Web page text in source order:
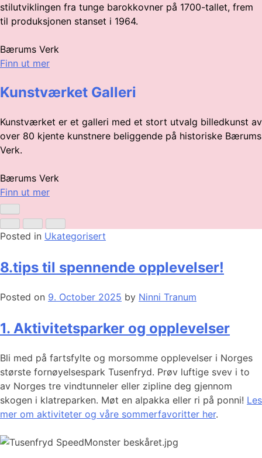
stilutviklingen fra tunge barokkovner på 1700-tallet, frem
til produksjonen stanset i 1964.
Bærums Verk
Finn ut mer
Kunstværket Galleri
Kunstværket er et galleri med et stort utvalg billedkunst av
over 80 kjente kunstnere beliggende på historiske Bærums
Verk.
Bærums Verk
Finn ut mer
Posted in Ukategorisert
8.tips til spennende opplevelser!
Posted on 9. October 2025 by Ninni Tranum
1. Aktivitetsparker og opplevelser
Bli med på fartsfylte og morsomme opplevelser i Norges
største fornøyelsespark Tusenfryd. Prøv luftige svev i to
av Norges tre vindtunneler eller zipline deg gjennom
skogen i klatreparken. Møt en alpakka eller ri på ponni! Les
mer om aktiviteter og våre sommerfavoritter her.